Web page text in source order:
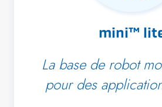
mini™
La base de robot
pour des